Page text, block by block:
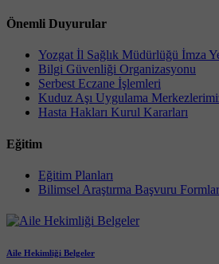
Önemli Duyurular
Yozgat İl Sağlık Müdürlüğü İmza
Bilgi Güvenliği Organizasyonu
Serbest Eczane İşlemleri
Kuduz Aşı Uygulama
Hasta Hakları Kurul Kararları
Eğitim
Eğitim Planları
Bilimsel Araştırma Başvuru
Aile Hekimliği Belgeler